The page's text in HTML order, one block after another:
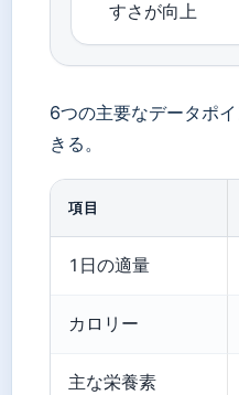
すさが向上
6つの主要なデータポ
きる。
項目
1日の適量
カロリー
主な栄養素